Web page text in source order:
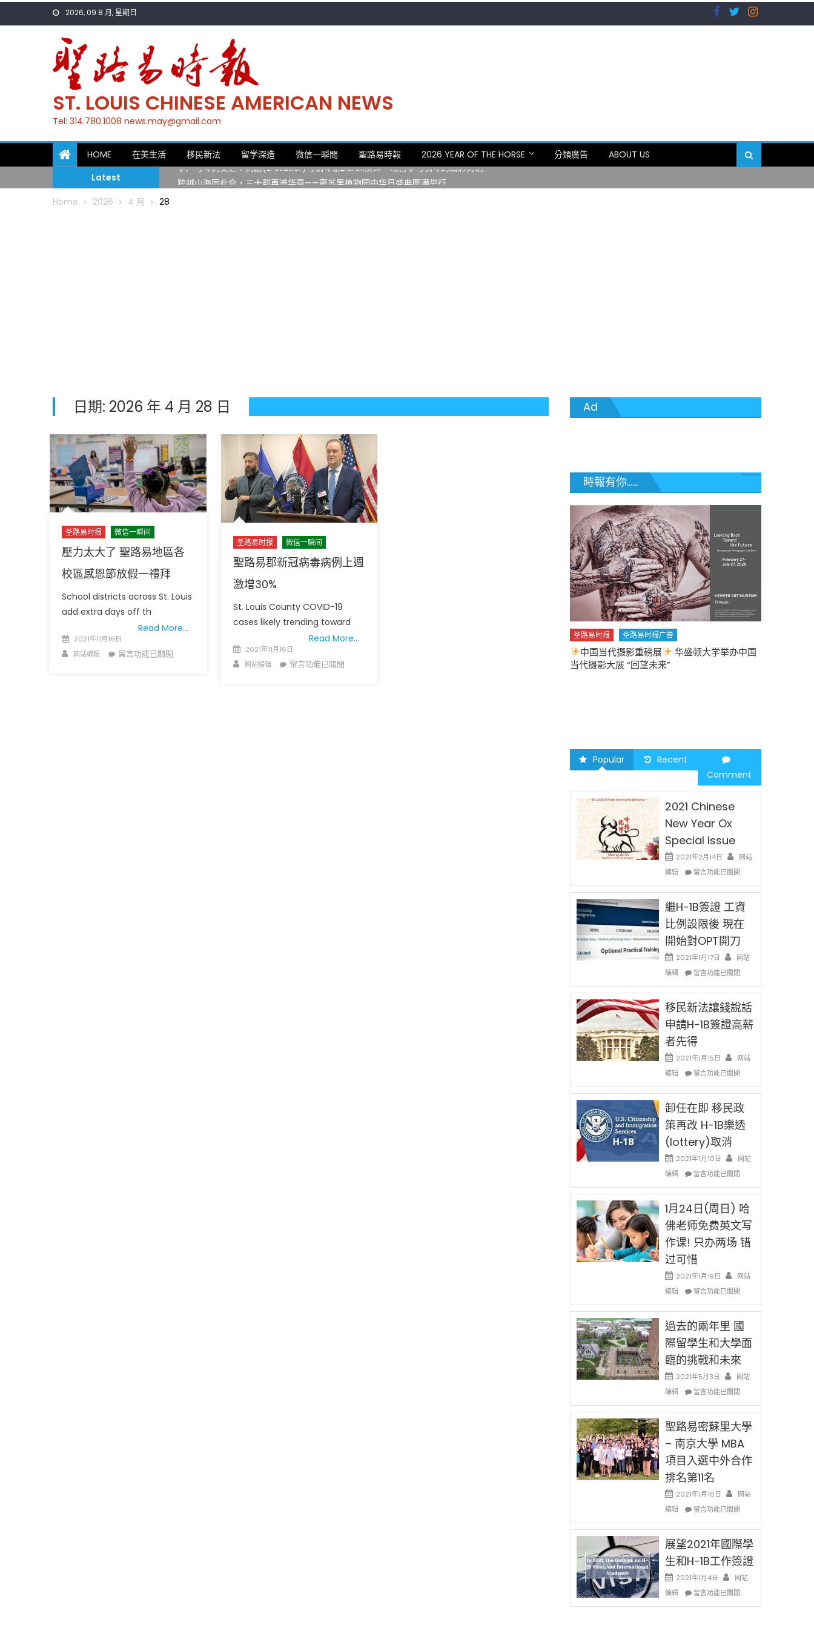
2026, 09 8 月, 星期日
ST. LOUIS CHINESE AMERICAN NEWS
Tel: 314.780.1008 news.may@gmail.com
HOME 在美生活 移民新法 留学深造 微信一瞬間 聖路易時報 2026 YEAR OF THE HORSE 分類廣告
ABOUT US
Latest
一晃三十年，初夏又相逢。中华日，等你来赴约 —— 密苏里植物园“中华日三十周年特别报道（五）
筝声与琴韵交汇：刘励(Li Statler)与钢琴家Darek演绎一场古筝与钢琴的精彩对话
跨越山海同此会，三十载再谱华章——密苏里植物园中华日盛典圆满举行
Home 2026 4 月 28
日期: 2026 年 4 月 28 日
圣路易时报 微信一瞬间
壓力太大了 聖路易地區各
校區感恩節放假一禮拜
School districts across St. Louis
add extra days off th
Read More…
Posted
on
2021年11月16日
Author
网站编辑
在
留言功能已關閉
圣路易时报 微信一瞬间
聖路易郡新冠病毒病例上週
激增30%
St. Louis County COVID-19
cases likely trending toward
Read More…
Posted
on
2021年11月16日
Author
网站编辑
在
留言功能已關閉
Ad
時報有你......
圣路易时报广告
免费健康检查 无需预约 免费赠送血压计供符合
圣路易时报 圣路易时报广告
中国当代摄影重磅展
华盛顿大学举办中国
当代摄影大展 “回望未来”
Popular
Recent
Comment
2021 Chinese
New Year Ox
Special Issue
2021年2月14日
网站
编辑
在
Chinese
New
Year
Ox
Special
中
留言功能已關閉
繼H-1B簽證 工資
比例設限後 現在
開始對OPT開刀
2021年1月17日
网站
编辑
在
H-
1B
簽
證
工
比
例
設
限
後
現
在
開
始
OPT
開
中
留言功能已關閉
移民新法讓錢說話
申請H-1B簽證高薪
者先得
2021年1月15日
网站
编辑
在
民
新
法
讓
錢
話
申
請
H-
1B
簽
證
高
薪
者
先
得〉
留言功能已關閉
卸任在即 移民政
策再改 H-1B樂透
(lottery)取消
2021年1月10日
网站
编辑
在
任
在
即
移
民
政
策
再
改
H-
1B
樂
透
(lottery)
取
消〉
中
留言功能已關閉
1月24日(周日) 哈
佛老师免费英文写
作课! 只办两场 错
过可惜
2021年1月19日
网站
编辑
在
月
24
日
(周
日)
佛
老
师
免
费
英
文
写
作
课!
只
办
场
错
可
惜〉
中
留言功能已關閉
過去的兩年里 國
際留學生和大學面
臨的挑戰和未來
2021年5月3日
网站
编辑
在
去
的
兩
年
里
國
際
留
學
生
和
大
學
面
臨
挑
戰
留言功能已關閉
聖路易密蘇里大學
– 南京大學 MBA
項目入選中外合作
排名第11名
2021年1月16日
网站
编辑
在
路
易
蘇
里
大
學
–
留言功能已關閉
展望2021年國際學
生和H-1B工作簽證
2021年1月4日
网站
编辑
在
留言功能已關閉